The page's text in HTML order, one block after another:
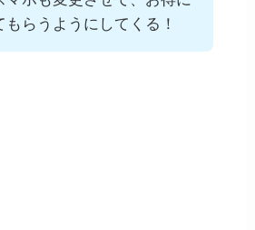
もらうようにしてくる！